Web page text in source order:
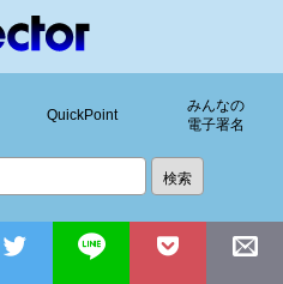
QuickPoint
みんなの
電子署名